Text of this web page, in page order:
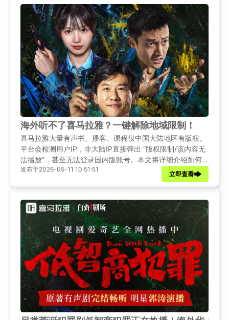
海外听不了喜马拉雅？一键解除地域限制！
喜马拉雅大量有声书、播客、课程仅中国大陆地区有版权。
平台会检测用户IP，非大陆IP直接弹出 “版权限制/该内容无
法播放”，甚至无法登录国内版账号。本文将详细介绍如何
用Sixfast回国加速器解除地域限制，让您无论身处何地都能
发布于2026-05-11 10:51:51
立即查看